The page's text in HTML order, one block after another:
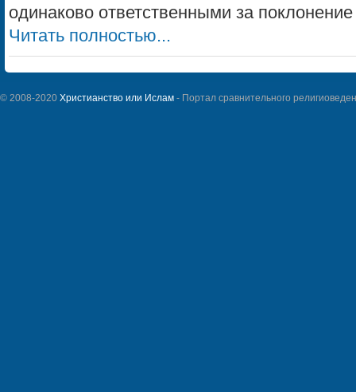
одинаково ответственными за
Читать полностью...
© 2008-2020 Христианство или Ислам - Портал сравнительного